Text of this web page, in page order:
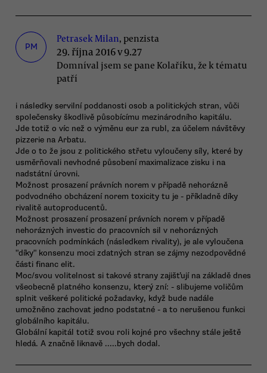
PM
Petrasek Milan, penzista
29. října 2016 v 9.27
Domníval jsem se pane Kolaříku, že k tématu
patří
i následky servilní poddanosti osob a politických stran, vůči
společensky škodlivě působícímu mezinárodního kapitálu.
Jde totiž o víc než o výměnu eur za rubl, za účelem návštěvy
pizzerie na Arbatu.
Jde o to že jsou z politického střetu vyloučeny síly, které by
usměrňovali nevhodné působení maximalizace zisku i na
nadstátní úrovni.
Možnost prosazení právních norem v případě nehorázně
podvodného obcházení norem toxicity tu je - příkladně díky
rivalitě autoproducentů.
Možnost prosazení prosazení právních norem v případě
nehorázných investic do pracovních sil v nehorázných
pracovních podmínkách (následkem rivality), je ale vyloučena
"díky" konsenzu moci zdatných stran se zájmy nezodpovědné
části financ elit.
Moc/svou volitelnost si takové strany zajišťují na základě dnes
všeobecně platného konsenzu, který zní: - slibujeme voličům
splnit veškeré politické požadavky, když bude nadále
umožněno zachovat jedno podstatné - a to nerušenou funkci
globálního kapitálu.
Globální kapitál totiž svou roli kojné pro všechny stále ještě
hledá. A značně liknavě .....bych dodal.